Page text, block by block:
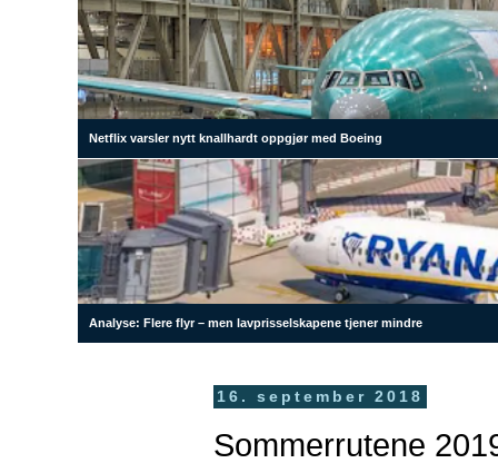
Netflix varsler nytt knallhardt oppgjør med Boeing
Analyse: Flere flyr – men lavprisselskapene tjener mindre
16. september 2018
Sommerrutene